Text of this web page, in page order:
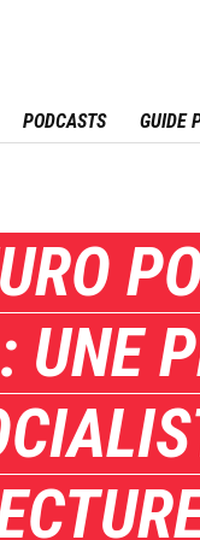
PODCASTS GUIDE
UNE